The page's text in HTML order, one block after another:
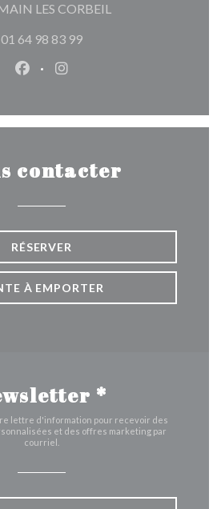
LES CORBEIL
01 64 98 83 99
Facebook ((ouvre une
Instagram ((ouvre une
contacter
RÉSERVER
À EMPORTER
*
lettre d'information pour recevoir des
et des offres marketing par
courriel.